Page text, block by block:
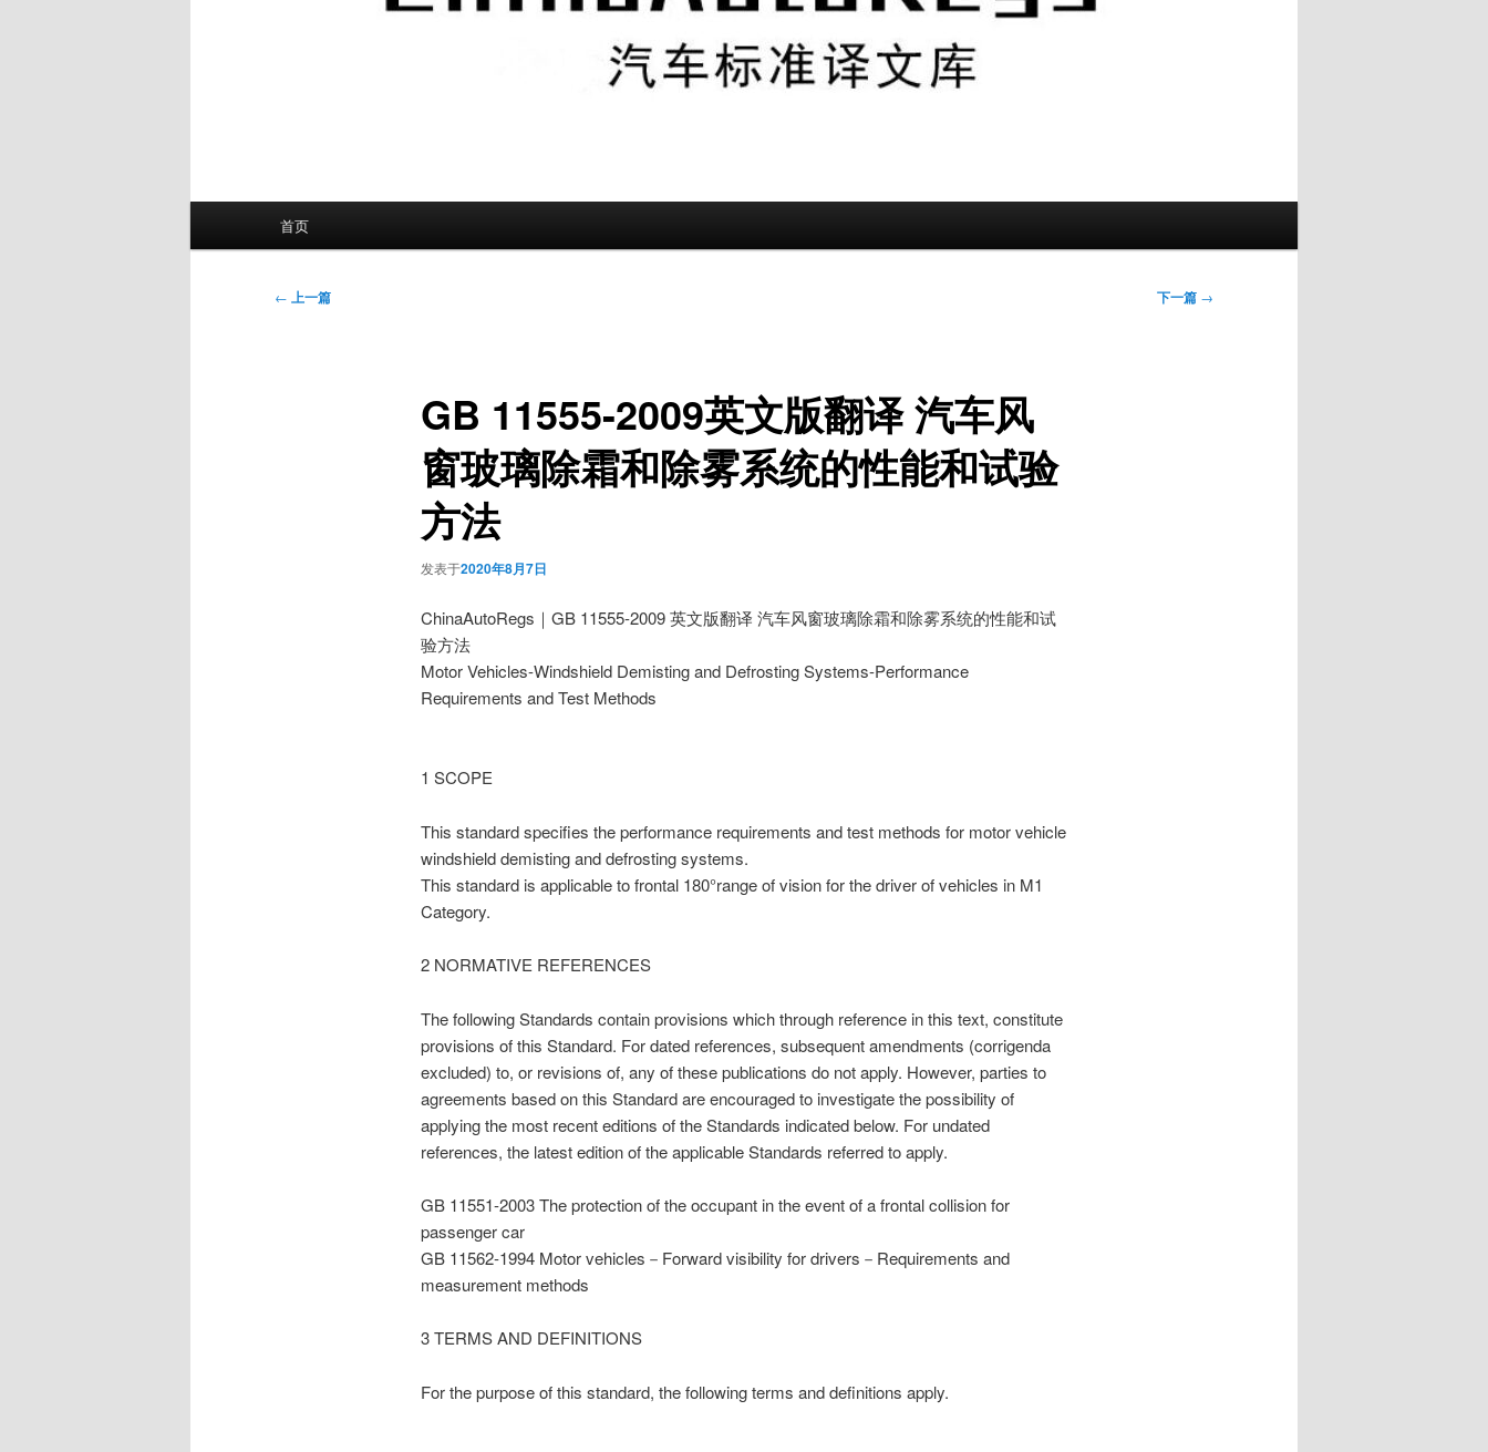
首页
文
← 上一篇 下一篇 →
GB 11555-2009英文版翻译 汽车风
窗玻璃除霜和除雾系统的性能和试验
方法
发表于2020年8月7日
ChinaAutoRegs｜GB 11555-2009 英文版翻译 汽车风窗玻璃除霜和除雾系统的性能和试
验方法
Motor Vehicles-Windshield Demisting and Defrosting Systems-Performance
Requirements and Test Methods
1 SCOPE
This standard specifies the performance requirements and test methods for motor vehicle
windshield demisting and defrosting systems.
This standard is applicable to frontal 180°range of vision for the driver of vehicles in M1
Category.
2 NORMATIVE REFERENCES
The following Standards contain provisions which through reference in this text, constitute
provisions of this Standard. For dated references, subsequent amendments (corrigenda
excluded) to, or revisions of, any of these publications do not apply. However, parties to
agreements based on this Standard are encouraged to investigate the possibility of
applying the most recent editions of the Standards indicated below. For undated
references, the latest edition of the applicable Standards referred to apply.
GB 11551-2003 The protection of the occupant in the event of a frontal collision for
passenger car
GB 11562-1994 Motor vehicles－Forward visibility for drivers－Requirements and
measurement methods
3 TERMS AND DEFINITIONS
For the purpose of this standard, the following terms and definitions apply.